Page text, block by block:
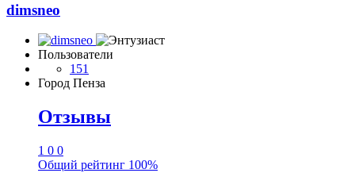
dimsneo
Пользователи
151
Город Пенза
Отзывы
1 0 0
Общий рейтинг 100%